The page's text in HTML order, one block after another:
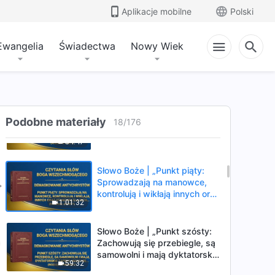
Aplikacje mobilne Polski
Świadectwa Nowy Wiek
Podobne materiały 18/176
kontrolują i wikłają innych oraz
Słowo Boże | „Punkt piąty:
Sprowadzają na manowce,
54:47
Słowo Boże | „Punkt piąty:
Sprowadzają na manowce,
1:01:32
Słowo Boże | „Punkt piąty:
Sprowadzają na manowce,
kontrolują i wikłają innych oraz
59:32
Słowo Boże | „Punkt szósty:
Zachowują się przebiegle, są
samowolni i mają dyktatorskie